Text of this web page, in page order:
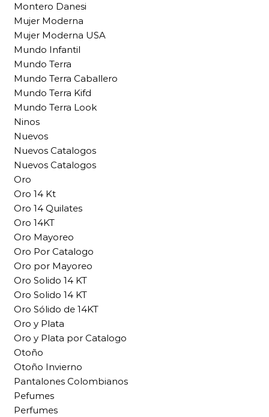
Montero Danesi
Mujer Moderna
Mujer Moderna USA
Mundo Infantil
Mundo Terra
Mundo Terra Caballero
Mundo Terra Kifd
Mundo Terra Look
Ninos
Nuevos
Nuevos Catalogos
Nuevos Catalogos
Oro
Oro 14 Kt
Oro 14 Quilates
Oro 14KT
Oro Mayoreo
Oro Por Catalogo
Oro por Mayoreo
Oro Solido 14 KT
Oro Solido 14 KT
Oro Sólido de 14KT
Oro y Plata
Oro y Plata por Catalogo
Otoño
Otoño Invierno
Pantalones Colombianos
Pefumes
Perfumes